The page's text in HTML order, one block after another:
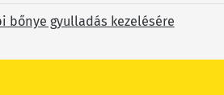
bőnye gyulladás kezelésére